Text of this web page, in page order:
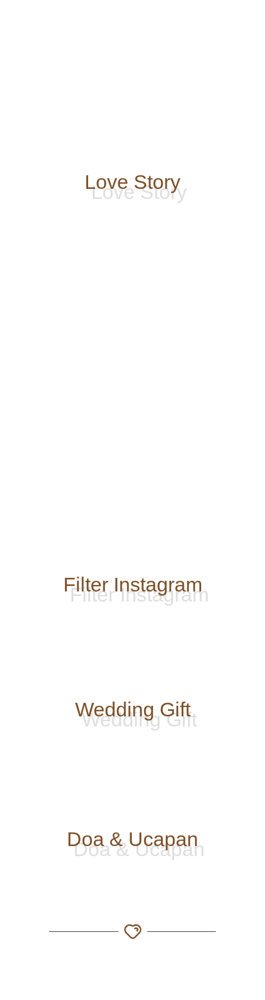
Love Story
Filter Instagram
Wedding Gift
Doa & Ucapan